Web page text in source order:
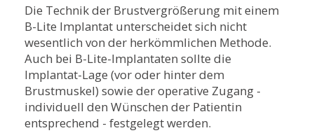
Die Technik der Brustvergrößerung mit einem
B-Lite Implantat unterscheidet sich nicht
wesentlich von der herkömmlichen Methode.
Auch bei B-Lite-Implantaten sollte die
Implantat-Lage (vor oder hinter dem
Brustmuskel) sowie der operative Zugang -
individuell den Wünschen der Patientin
entsprechend - festgelegt werden.